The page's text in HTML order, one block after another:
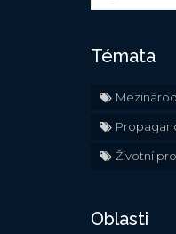
Témata
Životní
Oblasti